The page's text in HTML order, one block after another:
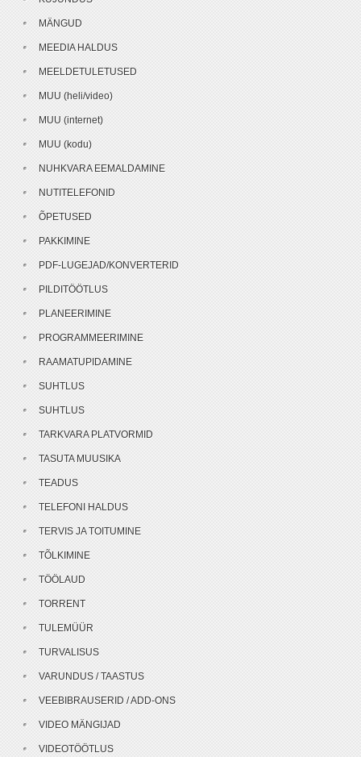
MÄNGUD
MEEDIA HALDUS
MEELDETULETUSED
MUU (heli/video)
MUU (internet)
MUU (kodu)
NUHKVARA EEMALDAMINE
NUTITELEFONID
ÕPETUSED
PAKKIMINE
PDF-LUGEJAD/KONVERTERID
PILDITÖÖTLUS
PLANEERIMINE
PROGRAMMEERIMINE
RAAMATUPIDAMINE
SUHTLUS
SUHTLUS
TARKVARA PLATVORMID
TASUTA MUUSIKA
TEADUS
TELEFONI HALDUS
TERVIS JA TOITUMINE
TÕLKIMINE
TÖÖLAUD
TORRENT
TULEMÜÜR
TURVALISUS
VARUNDUS / TAASTUS
VEEBIBRAUSERID / ADD-ONS
VIDEO MÄNGIJAD
VIDEOTÖÖTLUS